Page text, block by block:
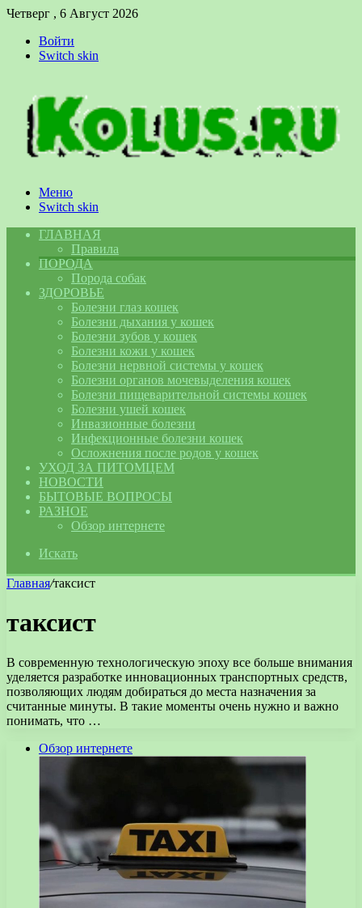
Четверг , 6 Август 2026
Войти
Switch skin
Меню
Switch skin
ГЛАВНАЯ
Правила
ПОРОДА
Порода собак
ЗДОРОВЬЕ
Болезни глаз кошек
Болезни дыхания у кошек
Болезни зубов у кошек
Болезни кожи у кошек
Болезни нервной системы у кошек
Болезни органов мочевыделения кошек
Болезни пищеварительной системы кошек
Болезни ушей кошек
Инвазионные болезни
Инфекционные болезни кошек
Осложнения после родов у кошек
УХОД ЗА ПИТОМЦЕМ
НОВОСТИ
БЫТОВЫЕ ВОПРОСЫ
РАЗНОЕ
Обзор интернете
Искать
Главная/таксист
таксист
В современную технологическую эпоху все больше внимания
уделяется разработке инновационных транспортных средств,
позволяющих людям добираться до места назначения за
считанные минуты. В такие моменты очень нужно и важно
понимать, что …
Обзор интернете